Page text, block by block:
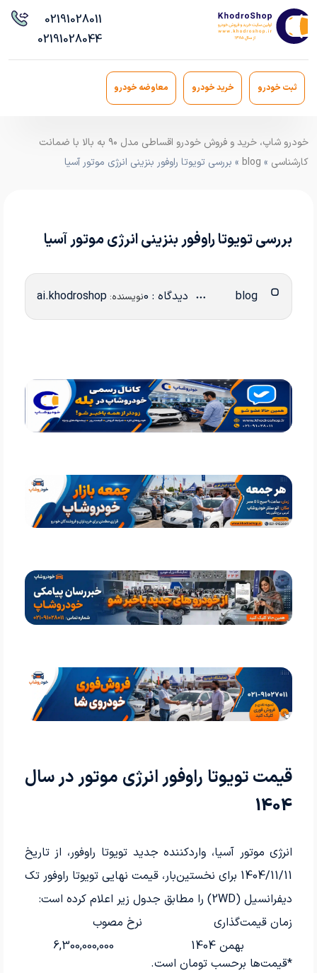
02191028011
02191028044
ثبت خودرو خرید خودرو معاوضه خودرو
خودرو شاپ، خرید و فروش خودرو اقساطی مدل ۹۰ به بالا با ضمانت
کارشناسی »
blog » بررسی تویوتا راوفور بنزینی انرژی موتور آسیا
بررسی تویوتا راوفور بنزینی انرژی موتور آسیا
دیدگاه : 0 نویسنده:ai.khodroshop
قیمت تویوتا راوفور انرژی موتور در سال
1404
انرژی موتور آسیا، واردکننده جدید تویوتا راوفور، از تاریخ
1404/11/11 برای نخستین‌بار، قیمت نهایی تویوتا راوفور تک
دیفرانسیل (2WD) را مطابق جدول زیر اعلام کرده است:
زمان قیمت‌گذاری
نرخ مصوب
بهمن 1404
6,300,000,000
*قیمت‌ها برحسب تومان است.